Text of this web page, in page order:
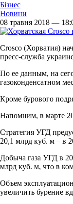
Бізнес
Новини
08 травня 2018 —
Crosco (Хорватия)
пресс-служба
По ее данным, на
газоконденсатном
Кроме бурового
Напомним, в марте
Стратегия УГД
20,1 млрд куб. м – в
Добыча газа УГД в
млрд куб. м, что в
Объем
увеличить бурение